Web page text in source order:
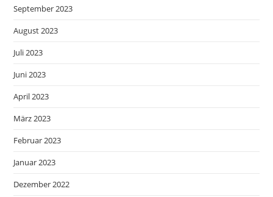
September 2023
August 2023
Juli 2023
Juni 2023
April 2023
März 2023
Februar 2023
Januar 2023
Dezember 2022